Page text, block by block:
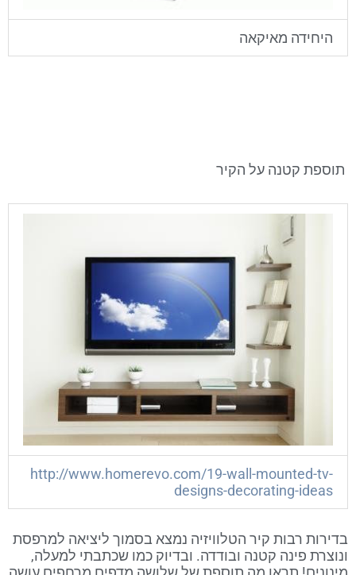
היחידה מאיקאה
תוספת קטנה על הקיר
http://www.homerevo.com/19-wall-mounted-tv-
designs-decorating-ideas
בדירות רבות קיר הטלוויזיה נמצא בסמוך ליציאה למרפסת
ונוצרת פינה קטנה ובודדה. ובדיוק כמו שכתבתי למעלה,